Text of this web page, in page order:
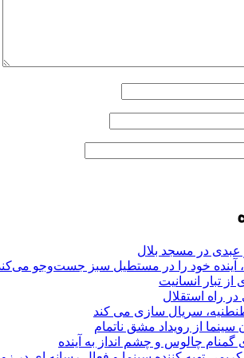
عبدی در مسجد بلال
، آینده خود را در مستطیل سبز جست‌وجو
تبار انسانیت
در راه استقلال
سریال سازی می کند
سینما از رویداد مشق ناتمام
گمنام چالوس و چشم انداز به آینده